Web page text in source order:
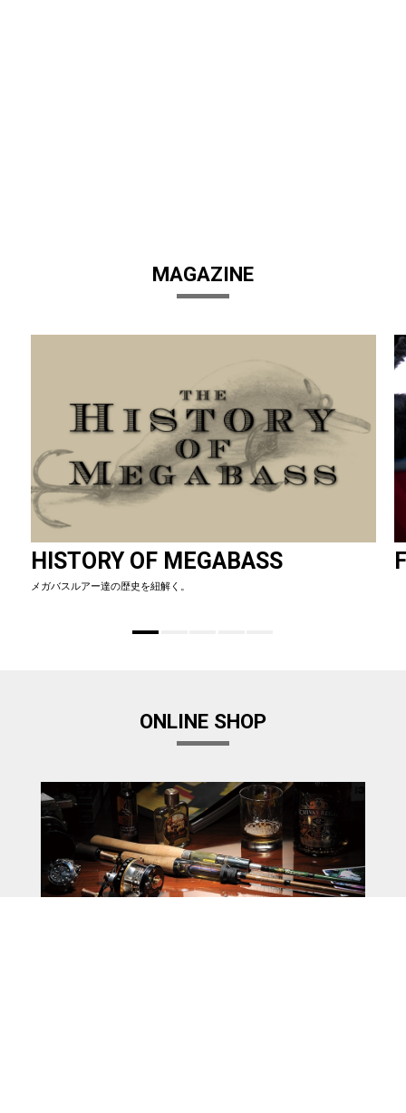
MAGAZINE
HISTORY OF MEGABASS
メガバスルアー達の歴史を紐解く。
ONLINE SHOP